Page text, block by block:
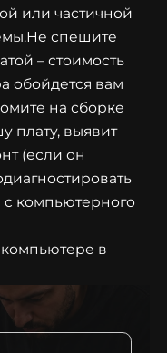
или частичной
спешите
– стоимость
обойдется вам
на сборке
плату, выявит
(если он
c компьютерного
в